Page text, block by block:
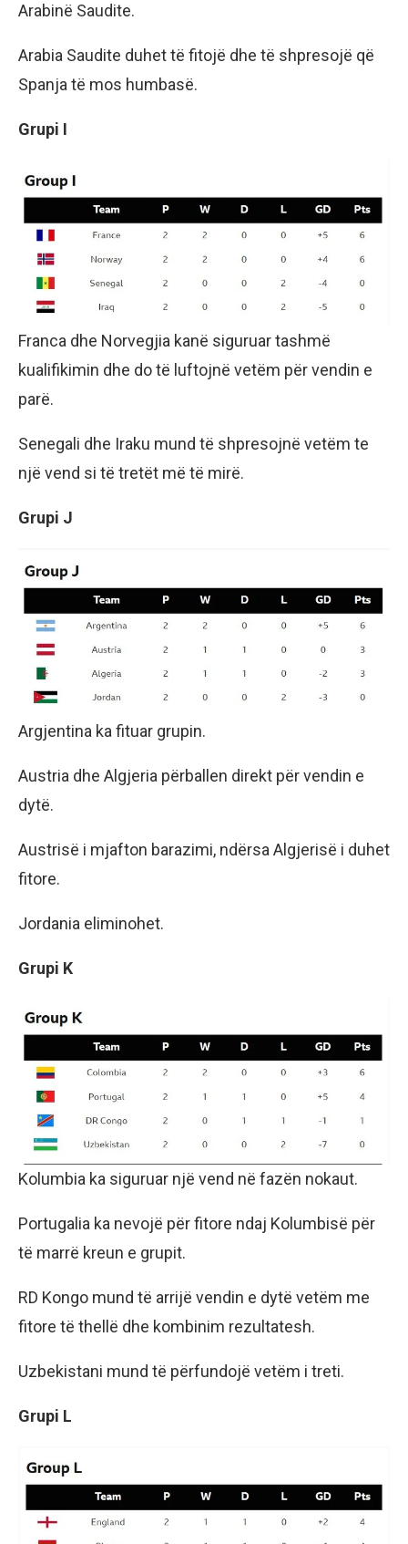
Arabinë Saudite.
Arabia Saudite duhet të fitojë dhe të shpresojë që
Spanja të mos humbasë.
Grupi I
Franca dhe Norvegjia kanë siguruar tashmë
kualifikimin dhe do të luftojnë vetëm për vendin e
parë.
Senegali dhe Iraku mund të shpresojnë vetëm te
një vend si të tretët më të mirë.
Grupi J
Argjentina ka fituar grupin.
Austria dhe Algjeria përballen direkt për vendin e
dytë.
Austrisë i mjafton barazimi, ndërsa Algjerisë i duhet
fitore.
Jordania eliminohet.
Grupi K
Kolumbia ka siguruar një vend në fazën nokaut.
Portugalia ka nevojë për fitore ndaj Kolumbisë për
të marrë kreun e grupit.
RD Kongo mund të arrijë vendin e dytë vetëm me
fitore të thellë dhe kombinim rezultatesh.
Uzbekistani mund të përfundojë vetëm i treti.
Grupi L